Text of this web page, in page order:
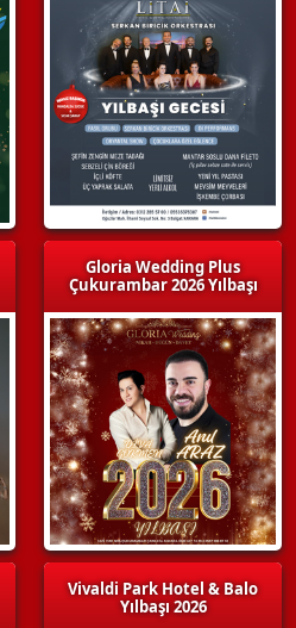
Gloria Wedding Plus
Çukurambar 2026 Yılbaşı
Vivaldi Park Hotel & Balo
Yılbaşı 2026